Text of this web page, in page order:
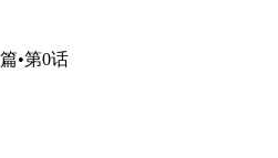
•第0话